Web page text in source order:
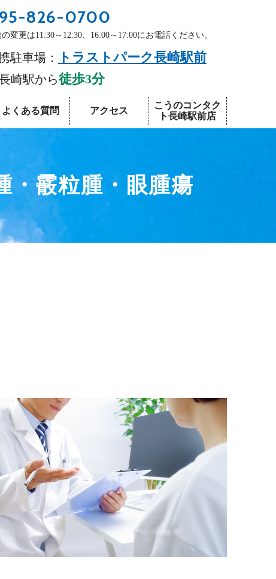
826-0700
変更は11:30～12:30、16:00～17:00にお電話ください。
駐車場： トラストパーク長崎駅前
崎駅から徒歩3分
よくある質問 アクセス
こうのコンタク
ト長崎駅前店
・霰粒腫・眼腫瘍